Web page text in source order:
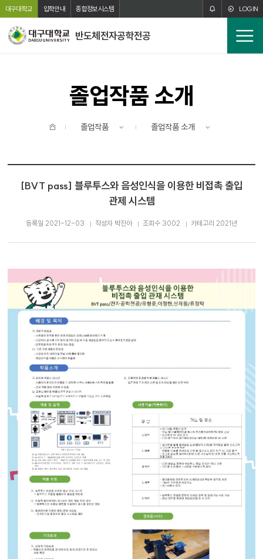
본문 바로가기
주메뉴 바로가기
대구대학교 입학안내 종합정보시스템 LOGIN
반도체전자공학전공
전
체
졸업작품 소개
졸업작품 졸업작품 소개
[BVT pass] 블루투스와 음성인식을 이용한 비접촉 출입
관제 시스템
등록일 2021-12-03 작성자 박진아 조회수 3002 카테고리 2021년